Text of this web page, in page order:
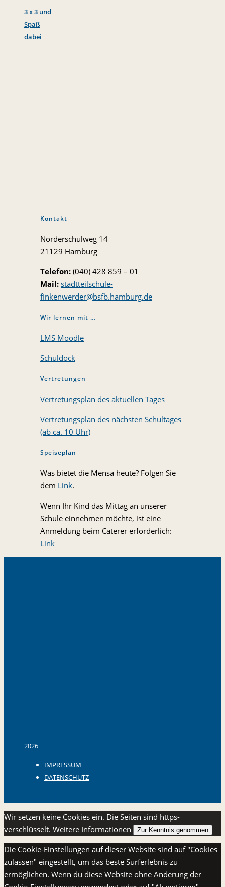
3 x 3 und
Spaß
dabei
Kontakt
Norderschulweg 14
21129 Hamburg
Telefon: (040) 428 859 – 01
Mail: stadtteilschule-
finkenwerder@bsfb.hamburg.de
Wir lernen mit …
LMS Moodle
Schuldock
Vertretungen
Vertretungsplan des aktuellen Tages
Vertretungsplan des nächsten Schultages
(ab ca. 10 Uhr)
Speiseplan
Was bietet die Mensa heute? Folgen Sie
dem Link.
Wenn Ihr Kind das Mittag an unserer
Schule einnehmen möchte, ist eine
Anmeldung beim Caterer erforderlich:
Link
2026
IMPRESSUM
DATENSCHUTZ
Wir setzen keine Cookies ein. Die Seiten sind https-
verschlüsselt. Weitere Informationen Zur Kenntnis genommen
Die Cookie-Einstellungen auf dieser Website sind auf "Cookies
zulassen" eingestellt, um das beste Surferlebnis zu
ermöglichen. Wenn du diese Website ohne Änderung der